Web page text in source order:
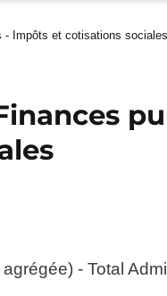
- Impôts et cotisations sociales
- Total